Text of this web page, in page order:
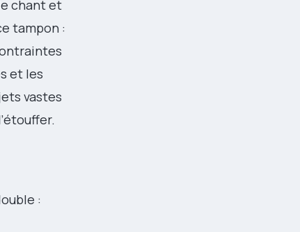
chant et
tampon :
et les
vastes
: